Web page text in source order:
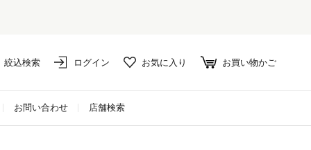
絞込検索 ログイン お気に入り お買い物かご
お問い合わせ 店舗検索